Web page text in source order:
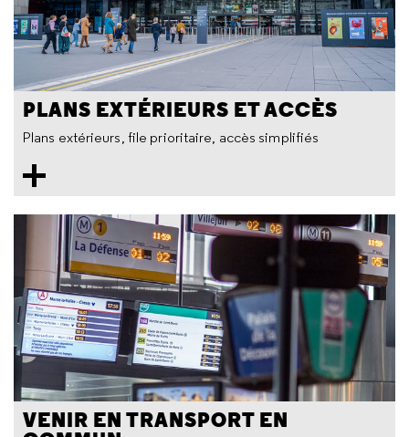
PLANS EXTÉRIEURS ET ACCÈS
Plans extérieurs, file prioritaire, accès simplifiés
VENIR EN TRANSPORT EN